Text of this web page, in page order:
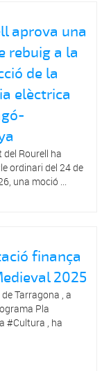
aprova una
rebuig a la
de la
elèctrica
del Rourell ha
ordinari del 24 de
una moció ...
finança
2025
Tarragona , a
Pla
#Cultura , ha